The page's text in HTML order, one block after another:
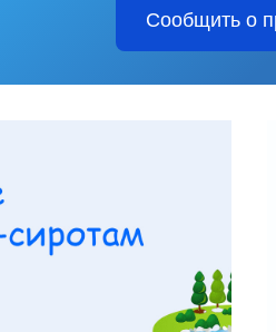
Сообщить о